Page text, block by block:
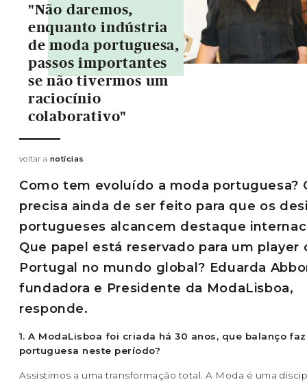
"Não daremos,
enquanto indústria
de moda portuguesa,
passos importantes
se não tivermos um
raciocínio
colaborativo"
voltar a notícias
Como tem evoluído a moda portuguesa?
precisa ainda de ser feito para que os
portugueses alcancem destaque
Que papel está reservado para um player
Portugal no mundo global? Eduarda
fundadora e Presidente da ModaLisboa,
responde.
1. A ModaLisboa foi criada há 30 anos, que balanço
portuguesa neste período?
Assistimos a uma transformação total. A Moda é uma